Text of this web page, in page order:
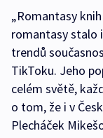
„Romantasy
romantasy stalo
trendů
TikToku. Jeho
celém světě,
o tom, že i v
Plecháček